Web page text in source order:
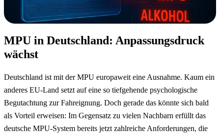
MPU in Deutschland: Anpassungsdruck
wächst
Deutschland ist mit der MPU europaweit eine Ausnahme. Kaum ein
anderes EU-Land setzt auf eine so tiefgehende psychologische
Begutachtung zur Fahreignung. Doch gerade das könnte sich bald
als Vorteil erweisen: Im Gegensatz zu vielen Nachbarn erfüllt das
deutsche MPU-System bereits jetzt zahlreiche Anforderungen, die